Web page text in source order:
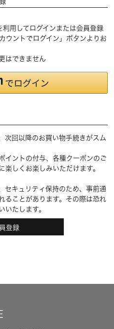
用してログインまたは会員登録
ウントでログイン」ボタンよりお
はできません
次回以降のお買い物手続きがスム
イントの付与、各種クーポンのご
楽しくお楽しみいただけます。
セキュリティ保持のため、事前通
ることがあります。その際は恐れ
いたします。
登録